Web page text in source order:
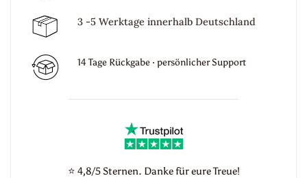
3 -5 Werktage innerhalb Deutschland
14 Tage Rückgabe · persönlicher Support
⭐ 4,8/5 Sternen. Danke für eure Treue!